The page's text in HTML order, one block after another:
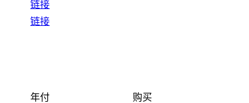
链接
链接
年付
购买